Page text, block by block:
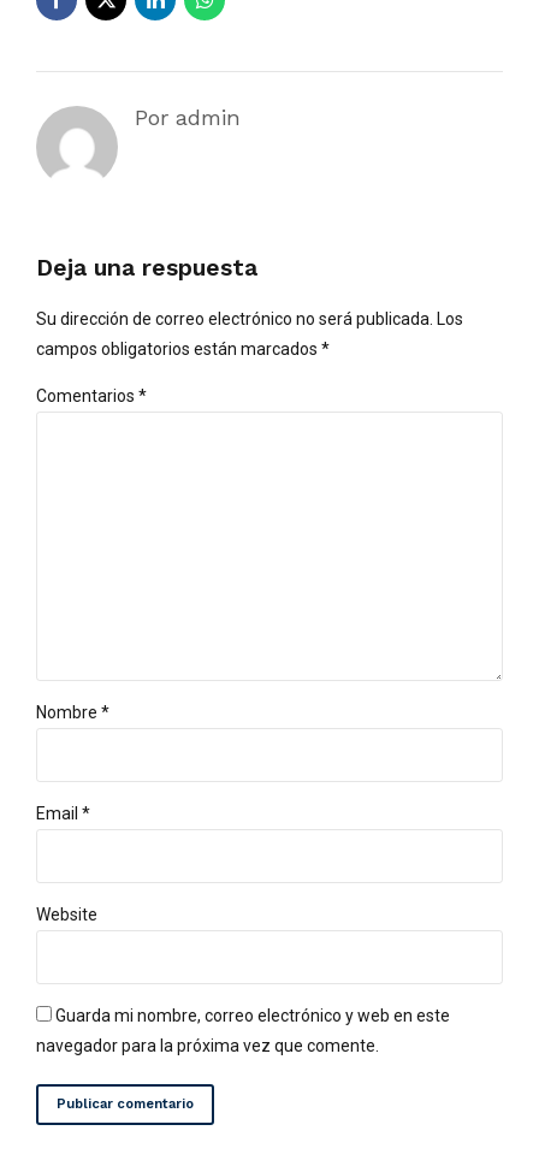
Por admin
Deja una respuesta
Su dirección de correo electrónico no será publicada. Los
campos obligatorios están marcados *
Comentarios *
Nombre *
Email *
Website
Guarda mi nombre, correo electrónico y web en este
navegador para la próxima vez que comente.
Publicar comentario